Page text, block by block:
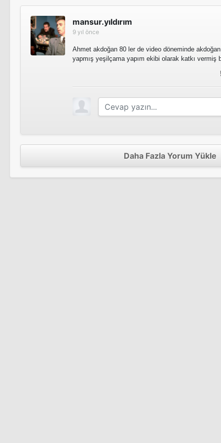
Akrep Mustafa
Sinema Filmi
mansur.yıldırım
9 yıl önce
Ahmet akdoğan 80 ler de video döneminde
yapmış yeşilçama yapım ekibi olarak katkı vermiş
Daha Fazla Yorum Yükle